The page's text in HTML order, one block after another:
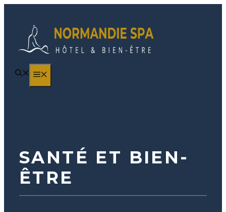
contenu
SANTÉ ET BIEN-
ÊTRE